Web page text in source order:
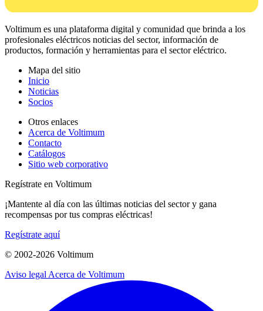
Voltimum es una plataforma digital y comunidad que brinda a los
profesionales eléctricos noticias del sector, información de
productos, formación y herramientas para el sector eléctrico.
Mapa del sitio
Inicio
Noticias
Socios
Otros enlaces
Acerca de Voltimum
Contacto
Catálogos
Sitio web corporativo
Regístrate en Voltimum
¡Mantente al día con las últimas noticias del sector y gana
recompensas por tus compras eléctricas!
Regístrate aquí
© 2002-2026 Voltimum
Aviso legal Acerca de Voltimum